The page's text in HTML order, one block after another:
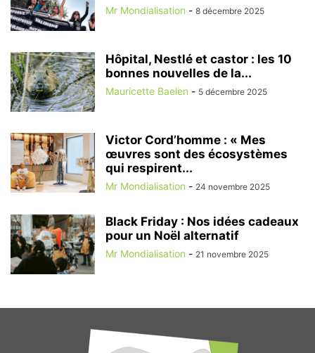
Mr Mondialisation - 8 décembre 2025
Hôpital, Nestlé et castor : les 10
bonnes nouvelles de la...
Mauricette Baelen - 5 décembre 2025
Victor Cord’homme : « Mes
œuvres sont des écosystèmes
qui respirent...
Mr Mondialisation - 24 novembre 2025
Black Friday : Nos idées cadeaux
pour un Noël alternatif
Mr Mondialisation - 21 novembre 2025